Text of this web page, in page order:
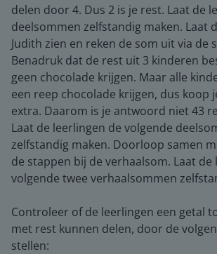
delen door 4. Dus 2 is je rest. Laat de
deelsommen zelfstandig maken. Laat
Judith zien en reken de som uit via de
Benadruk dat de rest uit 3 kinderen
geen chocolade krijgen. Maar alle
een reep chocolade krijgen, dus koop
extra. Daarom is je antwoord niet 43
Laat de leerlingen de volgende
zelfstandig maken. Doorloop samen
de stappen bij de verhaalsom. Laat de
volgende twee verhaalsommen
Controleer of de leerlingen een getal
met rest kunnen delen, door de
stellen: